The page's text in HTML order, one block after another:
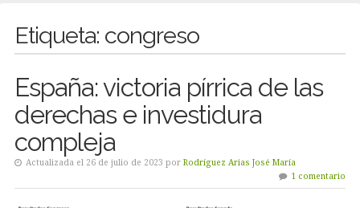
Etiqueta: congreso
España: victoria pírrica de las
derechas e investidura
compleja
Actualizada el 26 de julio de 2023 por Rodríguez Arias José María
1 comentario